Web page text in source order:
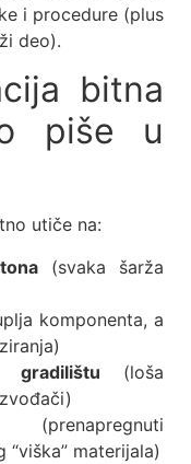
i procedure (plus
deo).
bitna
piše u
utiče na:
(svaka šarža
komponenta, a
(loša
(prenapregnuti
materijala)